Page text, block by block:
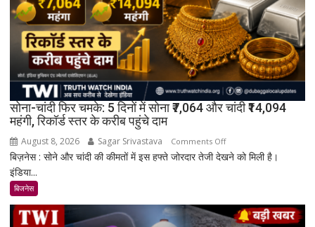
सोना-चांदी फिर चमके: 5 दिनों में सोना ₹7,064 और चांदी ₹14,094
महंगी, रिकॉर्ड स्तर के करीब पहुंचे दाम
August 8, 2026 Sagar Srivastava Comments Offon
सोना-
चमके:
5
बिज़नेस : सोने और चांदी की कीमतों में इस हफ्ते जोरदार तेजी देखने को मिली है।
इंडिया...
बिजनेस